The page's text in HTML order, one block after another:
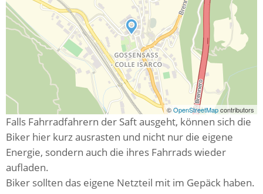
©OpenStreetMapcontributors
Falls Fahrradfahrern der Saft ausgeht, können sich die
Biker hier kurz ausrasten und nicht nur die eigene
Energie, sondern auch die ihres Fahrrads wieder
aufladen.
Biker sollten das eigene Netzteil mit im Gepäck haben.